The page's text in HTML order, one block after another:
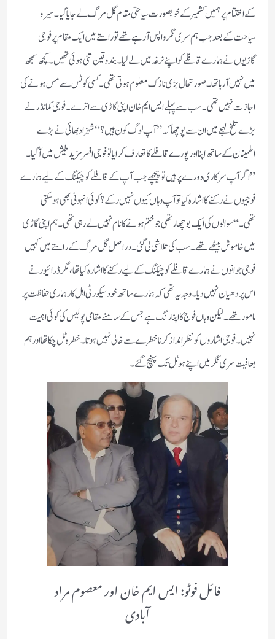
کے اختتام پر ہمیں کشمیر کے خوبصورت سیاحتی مقام گل مرگ لے جایا گیا۔ سیر و
سیاحت کے بعد جب ہم سری نگر واپس آرہے تھے تو راستے میں ایک مقام پر فوجی
گاڑیوں نے ہمارے قافلے کو اپنے نرغہ میں لے لیا۔ بندوقین تنی ہوئی تھیں۔ کچھ سمجھ
میں نہیں آرہا تھا۔صورتحال بڑی نازک معلوم ہوتی تھی۔ کسی کو ٹس سے مس ہونے کی
اجازت نہیں تھی۔ سب سے پہلے ایس ایم خان اپنی گاڑی سے اترے۔فوجی کمانڈر نے
بڑے تلخ لہجے میں ان سے پوچھا کہ ”آپ لوگ کون ہیں؟“ شہزاد بھائی نے بڑے
اطمینان کے ساتھ اپنا اور پورے قافلے کا تعارف کرایا تو فوجی افسر مزید طیش میں آگیا۔
”اگر آپ سرکاری دورے پرہیں تو پیچھے جب آپ کے قافلے کو چیکنگ کے لیے ہمارے
فوجیوں نے رکنے کا اشارہ کیا تو آپ وہاں کیوں نہیں رکے؟ کوئی انہونی بھی ہوسکتی
تھی۔“ سوالوں کی ایک بوچھار تھی جو ختم ہونے کا نام نہیں لے رہی تھی۔ ہم اپنی گاڑی
میں خاموش بیٹھے تھے۔سب کی تلاشی لی گئی۔دراصل گل مرگ کے راستے میں کہیں
فوجی جوانوں نے ہمارے قافلے کو چیکنگ کے لیے رکنے کا اشارہ کیا تھا، مگر ڈرائیور نے
اس پر دھیان نہیں دیا۔ وجہ یہ تھی کہ ہمارے ساتھ خود سیکورٹی اہل کار ہماری حفاظت پر
مامورتھے۔لیکن وہاں فوج کا اپنا رنگ ہے جس کے سامنے مقامی پولیس کی کوئی اہمیت
نہیں۔فوجی اشاروں کو نظرانداز کرنا خطرے سے خالی نہیں ہوتا۔خطرہ ٹل چکا تھا اور ہم
بعافیت سری نگر میں اپنے ہوٹل تک پہنچ گئے۔
فائل فوٹو: ایس ایم خان اور معصوم مراد
آبادی